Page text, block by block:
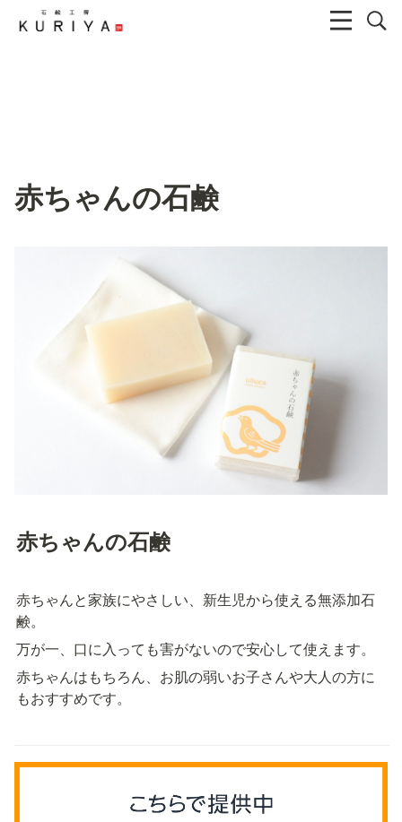
赤ちゃんの石鹸
赤ちゃんの石鹸
赤ちゃんと家族にやさしい、新生児から使える無添加石
鹸。
万が一、口に入っても害がないので安心して使えます。
赤ちゃんはもちろん、お肌の弱いお子さんや大人の方に
もおすすめです。